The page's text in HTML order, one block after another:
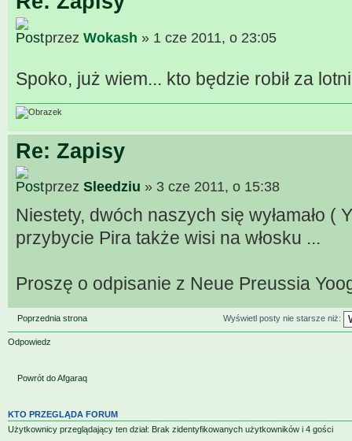
przez Wokash » 1 cze 2011, o 23:05
Spoko, już wiem... kto będzie robił za
Re: Zapisy
przez Sleedziu » 3 cze 2011, o 15:38
Niestety, dwóch naszych się wyłamało (
przybycie Pira także wisi na włosku ...
Proszę o odpisanie z Neue Preussia
Poprzednia strona Wyświetl posty nie starsze niż:
Odpowiedz
Powrót do Afgaraq
KTO PRZEGLĄDA FORUM
Użytkownicy przeglądający ten dział: Brak zidentyfikowanych użytkowników i 4 gości